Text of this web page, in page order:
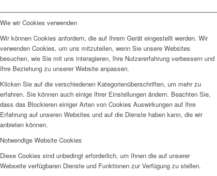
Wie wir Cookies verwenden
Wir können Cookies anfordern, die auf Ihrem Gerät eingestellt werden. Wir
verwenden Cookies, um uns mitzuteilen, wenn Sie unsere Websites
besuchen, wie Sie mit uns interagieren, Ihre Nutzererfahrung verbessern und
Ihre Beziehung zu unserer Website anpassen.
Klicken Sie auf die verschiedenen Kategorienüberschriften, um mehr zu
erfahren. Sie können auch einige Ihrer Einstellungen ändern. Beachten Sie,
dass das Blockieren einiger Arten von Cookies Auswirkungen auf Ihre
Erfahrung auf unseren Websites und auf die Dienste haben kann, die wir
anbieten können.
Notwendige Website Cookies
Diese Cookies sind unbedingt erforderlich, um Ihnen die auf unserer
Webseite verfügbaren Dienste und Funktionen zur Verfügung zu stellen.